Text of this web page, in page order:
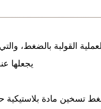
القولبة بالضغط،
يجعلها
تسخين مادة